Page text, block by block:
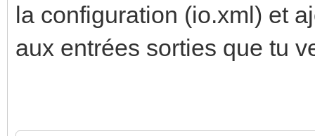
la configuration (io.xml) et
aux entrées sorties que tu